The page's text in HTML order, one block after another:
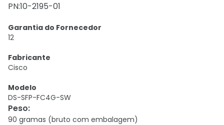
PN:10-2195-01
Garantia do Fornecedor
12
Fabricante
Cisco
Modelo
DS-SFP-FC4G-SW
Peso:
90 gramas (bruto com embalagem)